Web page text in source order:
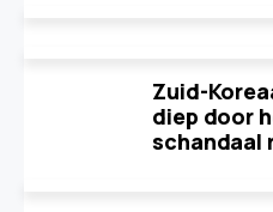
Zuid-
diep door
schandaal